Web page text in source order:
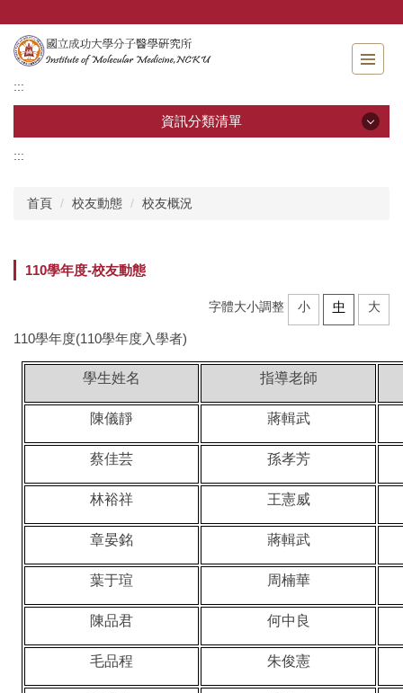
主
內
容
:::
資訊分類清單
學位考試
分醫團隊
研究成果
招生及學生資訊
分醫所門禁管制
:::
首頁 校友動態 校友概況
110學年度-校友動態
字體大小調整 小 中 大
110學年度(110學年度入學者)
學生姓名 指導老師
陳儀靜 蔣輯武
蔡佳芸 孫孝芳
林裕祥 王憲威
章晏銘 蔣輯武
葉于瑄 周楠華
陳品君 何中良
毛品程 朱俊憲